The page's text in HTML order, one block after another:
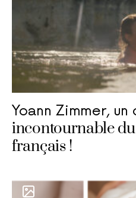
Yoann Zimmer, un
incontournable
français !